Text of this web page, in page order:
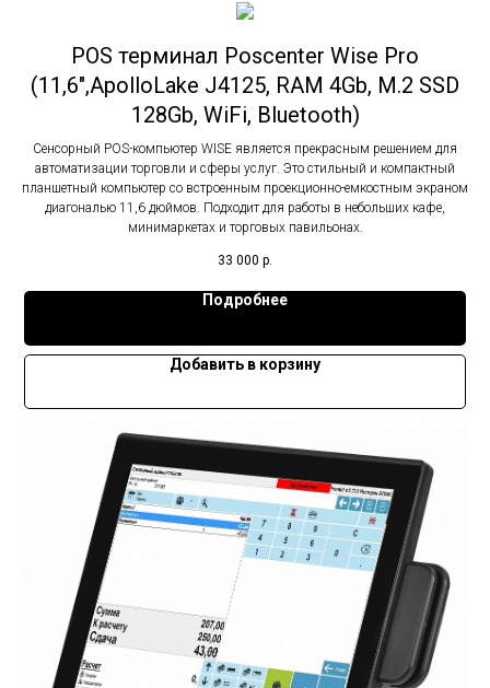
POS терминал Poscenter Wise Pro
(11,6",ApolloLake J4125, RAM 4Gb, M.2 SSD
128Gb, WiFi, Bluetooth)
Сенсорный POS-компьютер WISE является прекрасным решением для
автоматизации торговли и сферы услуг. Это стильный и компактный
планшетный компьютер со встроенным проекционно-емкостным экраном
диагональю 11,6 дюймов. Подходит для работы в небольших кафе,
минимаркетах и торговых павильонах.
33 000 р.
Подробнее
Добавить в корзину